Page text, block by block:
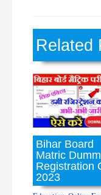
Related
Bihar Board
Matric
Registration
2023